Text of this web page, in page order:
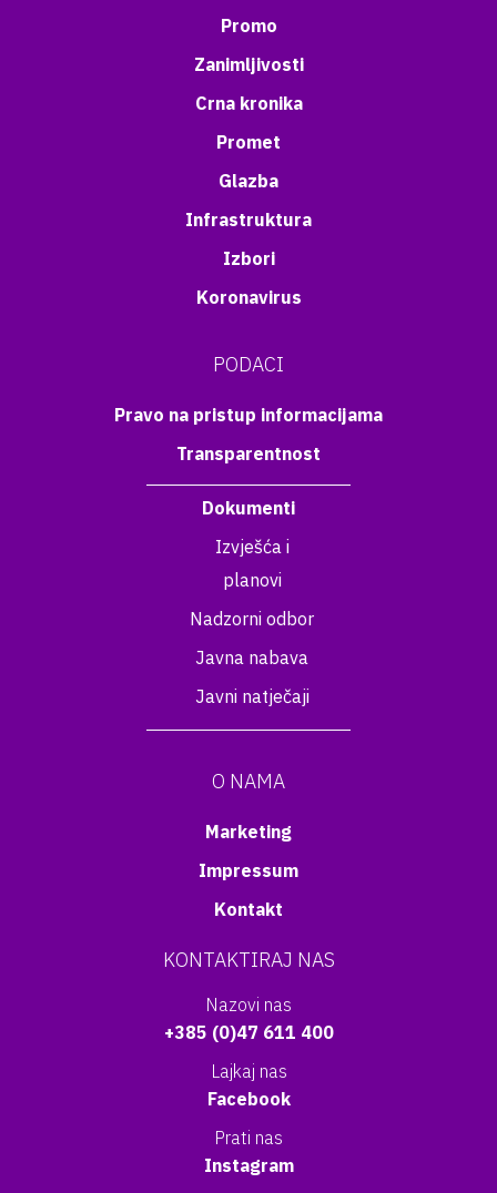
Promo
Zanimljivosti
Crna kronika
Promet
Glazba
Infrastruktura
Izbori
Koronavirus
PODACI
Pravo na pristup informacijama
Transparentnost
Dokumenti
Izvješća i
planovi
Nadzorni odbor
Javna nabava
Javni natječaji
O NAMA
Marketing
Impressum
Kontakt
KONTAKTIRAJ NAS
Nazovi nas
+385 (0)47 611 400
Lajkaj nas
Facebook
Prati nas
Instagram